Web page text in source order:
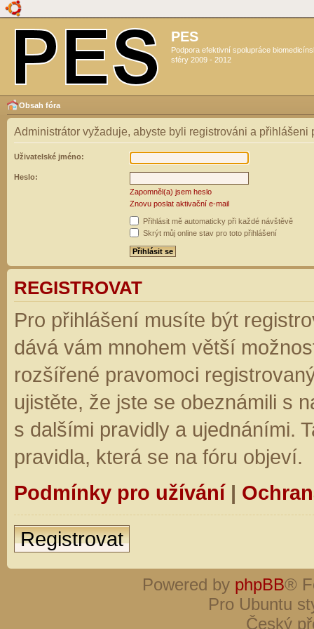
PES
Podpora efektivní spolupráce
sféry 2009 - 2012
Obsah fóra
Administrátor vyžaduje, abyste byli registrováni a přihlášeni
Uživatelské jméno:
Heslo:
Zapomněl(a) jsem heslo
Znovu poslat aktivační e-mail
Přihlásit mě automaticky při každé návštěvě
Skrýt můj online stav pro toto přihlášení
REGISTROVAT
Pro přihlášení musíte být
dává vám mnohem větší
rozšířené pravomoci
ujistěte, že jste se obeznámili s
s dalšími pravidly a ujednáními.
pravidla, která se na fóru objeví.
Podmínky pro užívání|
Registrovat
Powered by phpBB®
Pro Ubuntu
Český